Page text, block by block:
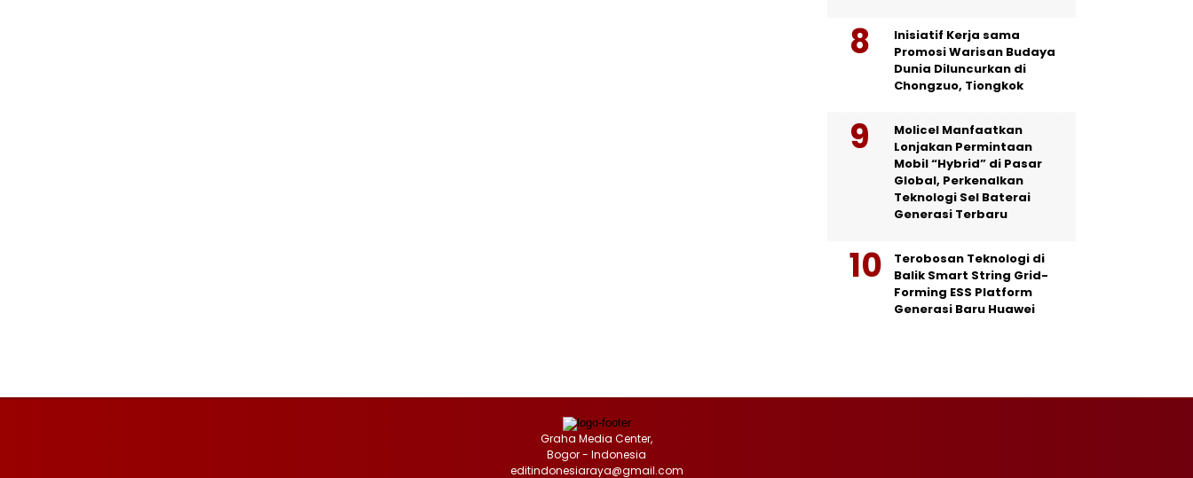
Inisiatif Kerja sama
Promosi Warisan Budaya
Dunia Diluncurkan di
Chongzuo, Tiongkok
Molicel Manfaatkan
Lonjakan Permintaan
Mobil “Hybrid” di Pasar
Global, Perkenalkan
Teknologi Sel Baterai
Generasi Terbaru
Terobosan Teknologi di
Balik Smart String Grid-
Forming ESS Platform
Generasi Baru Huawei
Graha Media Center,
Bogor - Indonesia
editindonesiaraya@gmail.com